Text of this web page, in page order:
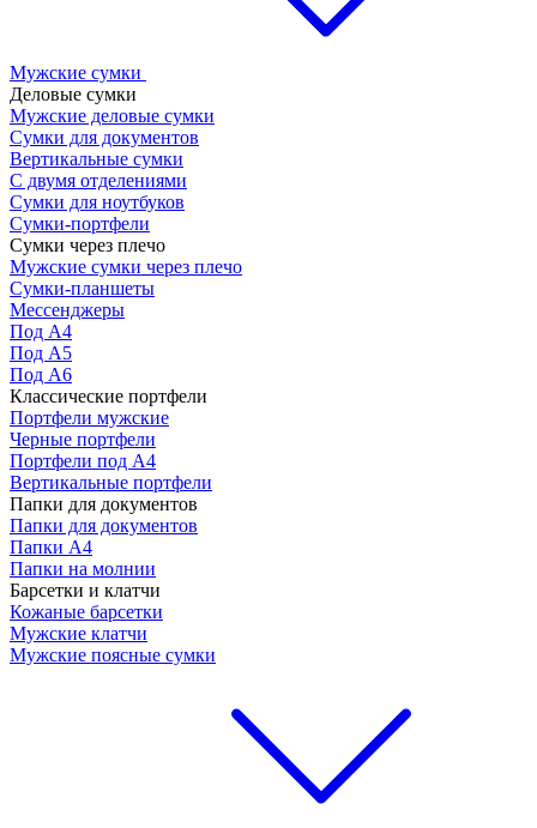
Мужские сумки
Деловые сумки
Мужские деловые сумки
Сумки для документов
Вертикальные сумки
С двумя отделениями
Сумки для ноутбуков
Сумки-портфели
Сумки через плечо
Мужские сумки через плечо
Сумки-планшеты
Мессенджеры
Под А4
Под А5
Под А6
Классические портфели
Портфели мужские
Черные портфели
Портфели под А4
Вертикальные портфели
Папки для документов
Папки для документов
Папки А4
Папки на молнии
Барсетки и клатчи
Кожаные барсетки
Мужские клатчи
Мужские поясные сумки